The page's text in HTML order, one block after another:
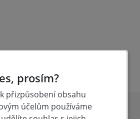
prosím?
přizpůsobení obsahu
účelům používáme